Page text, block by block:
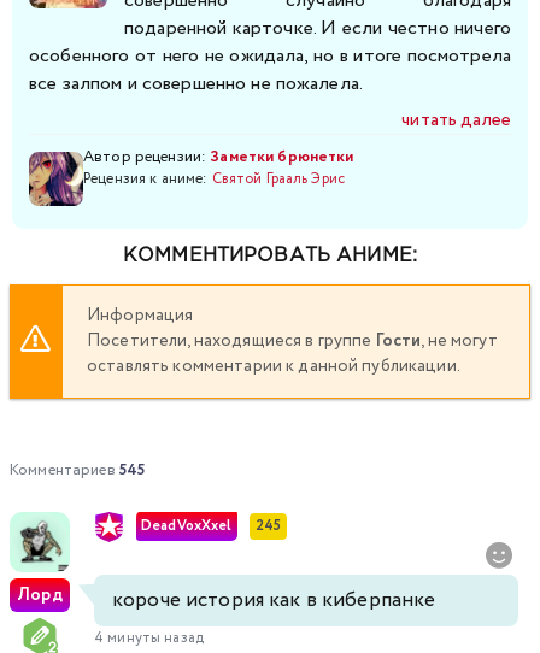
подаренной карточке. И если честно ничего
особенного от него не ожидала, но в итоге посмотрела
все залпом и совершенно не пожалела.
читать далее
Автор рецензии: Заметки брюнетки
Рецензия к аниме: Святой Грааль Эрис
КОММЕНТИРОВАТЬ АНИМЕ:
Информация
Посетители, находящиеся в группе Гости, не могут
оставлять комментарии к данной публикации.
Комментариев 545
Лорд
DeadVoxXxel 245
короче история как в киберпанке
4 минуты назад